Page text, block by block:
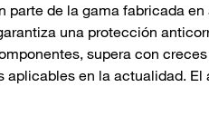
parte de la gama fabricada
una protección
supera con
en la actualidad.